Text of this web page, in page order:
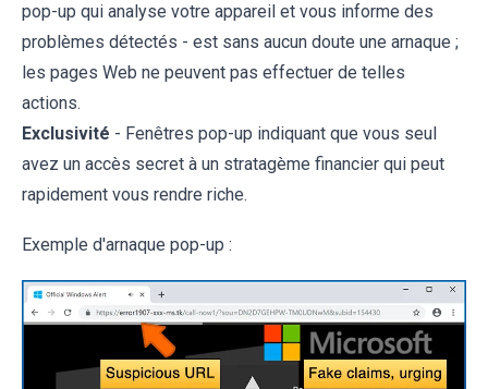
pop-up qui analyse votre appareil et vous informe des
problèmes détectés - est sans aucun doute une arnaque ;
les pages Web ne peuvent pas effectuer de telles
actions.
Exclusivité - Fenêtres pop-up indiquant que vous seul
avez un accès secret à un stratagème financier qui peut
rapidement vous rendre riche.
Exemple d'arnaque pop-up :